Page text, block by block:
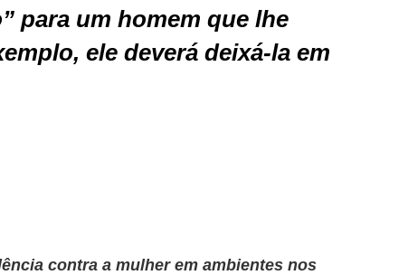
para um homem que lhe
ele deverá deixá-la em
contra a mulher em ambientes nos